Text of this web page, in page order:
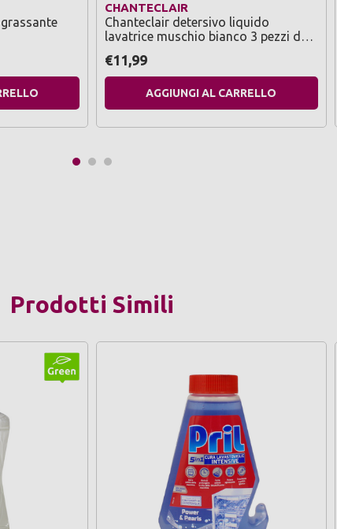
CHANTECLAIR
Chanteclair detersivo liquido
lavatrice muschio bianco 3 pezzi da
€11,99
AGGIUNGI AL CARRELLO
Prodotti Simili